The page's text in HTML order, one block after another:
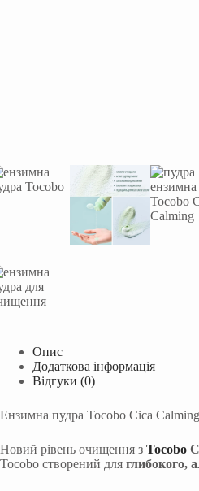
Опис
Додаткова інформація
Відгуки (0)
Ензимна пудра Tocobo Cica
Новий рівень очищення з Tocobo
Tocobo створений для глибокого,